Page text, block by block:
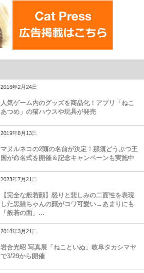
2016年2月24日
人気ゲーム内のグッズを商品化！アプリ「ねこ
あつめ」の猫ハウスや玩具が発売
2019年8月13日
マヌルネコの2頭の名前が決定！那須どうぶつ王
国が命名式を開催＆記念キャンペーンも実施中
2023年7月21日
【完全な般若顔】怒りと悲しみの二面性を表現
した黒猫ちゃんの顔がコワ可愛い→あまりにも
「般若の面」...
2018年3月21日
岩合光昭 写真展「ねこといぬ」岐阜タカシマヤ
で3/29から開催